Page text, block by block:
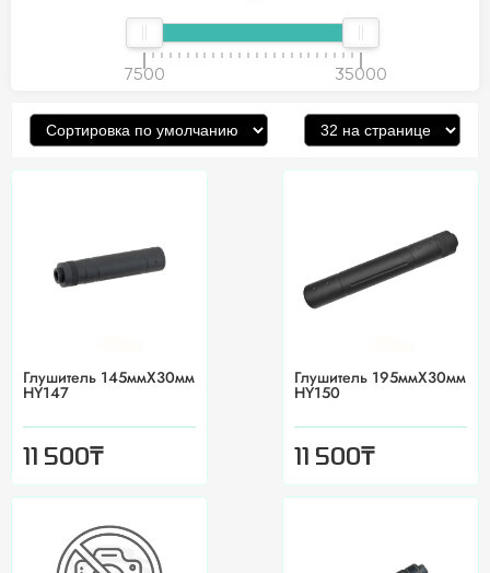
7500 35000
Глушитель 145ммX30мм
HY147
11 500₸
Глушитель 195ммX30мм
HY150
11 500₸